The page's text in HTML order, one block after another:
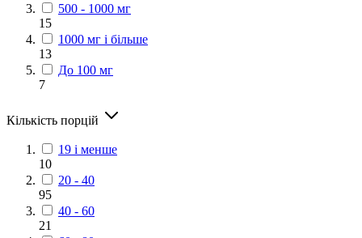
500 - 1000 мг
15
1000 мг і більше
13
До 100 мг
7
Кількість порцій
19 і менше
10
20 - 40
95
40 - 60
21